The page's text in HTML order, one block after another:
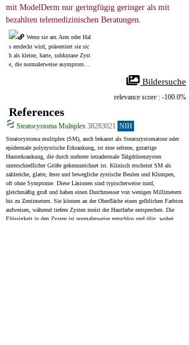
mit ModelDerm nur geringfügig geringer als mit
bezahlten telemedizinischen Beratungen.
Wenn sie am Arm oder Hal
s entdeckt wird, präsentiert sie sic
h als kleine, harte, subkutane Zyst
e, die normalerweise asymptomati
Bildersuche
relevance score : -100.0%
References
Steatocystoma Multiplex 38283021 NIH
Steatocystoma multiplex (SM), auch bekannt als Steatozystomatose oder
epidermale polyzystische Erkrankung, ist eine seltene, gutartige
Hauterkrankung, die durch mehrere intradermale Talgdrüsenzysten
unterschiedlicher Größe gekennzeichnet ist. Klinisch erscheint SM als
zahlreiche, glatte, feste und bewegliche zystische Beulen und Klumpen,
oft ohne Symptome. Diese Läsionen sind typischerweise rund,
gleichmäßig groß und haben einen Durchmesser von wenigen Millimetern
bis zu Zentimetern. Sie können an der Oberfläche einen gelblichen Farbton
aufweisen, während tiefere Zysten meist der Hautfarbe entsprechen. Die
Flüssigkeit in den Zysten ist normalerweise geruchlos und ölig, wobei